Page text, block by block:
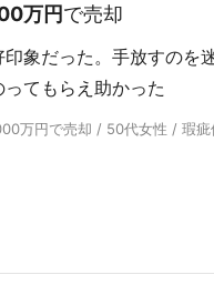
万円で売却
象だった。手放すのを
てもらえ助かった
万円で売却 / 50代女性 / 瑕